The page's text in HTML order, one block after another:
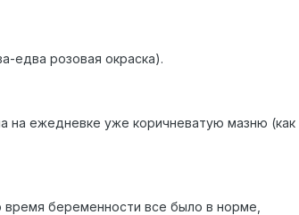
едва розовая окраска).
на ежедневке уже коричневатую мазню (как
беременности все было в норме,